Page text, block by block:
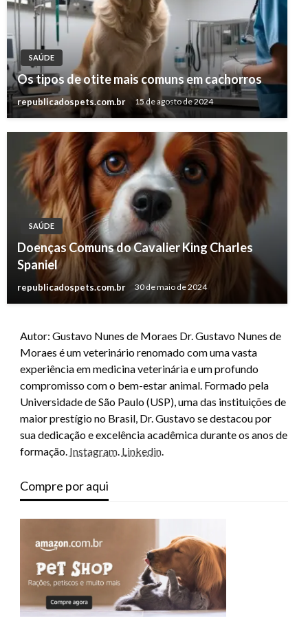
SAÚDE
Os tipos de otite mais comuns em cachorros
republicadospets.com.br 15 de agosto de 2024
SAÚDE
Doenças Comuns do Cavalier King Charles
Spaniel
republicadospets.com.br 30 de maio de 2024
Autor: Gustavo Nunes de Moraes Dr. Gustavo Nunes de
Moraes é um veterinário renomado com uma vasta
experiência em medicina veterinária e um profundo
compromisso com o bem-estar animal. Formado pela
Universidade de São Paulo (USP), uma das instituições de
maior prestígio no Brasil, Dr. Gustavo se destacou por
sua dedicação e excelência acadêmica durante os anos de
formação. Instagram. Linkedin.
Compre por aqui